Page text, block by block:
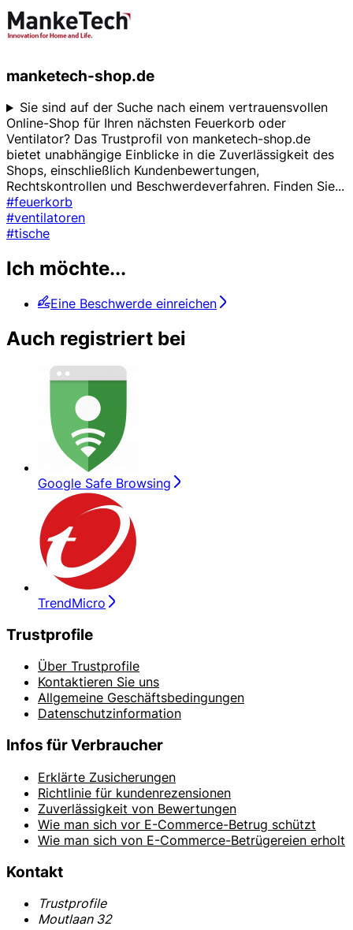
manketech-shop.de
Sie sind auf der Suche nach einem vertrauensvollen
Online-Shop für Ihren nächsten Feuerkorb oder
Ventilator? Das Trustprofil von manketech-shop.de
bietet unabhängige Einblicke in die Zuverlässigkeit des
Shops, einschließlich Kundenbewertungen,
Rechtskontrollen und Beschwerdeverfahren. Finden Sie...
#feuerkorb
#ventilatoren
#tische
Ich möchte...
Eine Beschwerde einreichen
Auch registriert bei
Google Safe Browsing
TrendMicro
Trustprofile
Über Trustprofile
Kontaktieren Sie uns
Allgemeine Geschäftsbedingungen
Datenschutzinformation
Infos für Verbraucher
Erklärte Zusicherungen
Richtlinie für kundenrezensionen
Zuverlässigkeit von Bewertungen
Wie man sich vor E-Commerce-Betrug schützt
Wie man sich von E-Commerce-Betrügereien erholt
Kontakt
Trustprofile
Moutlaan 32